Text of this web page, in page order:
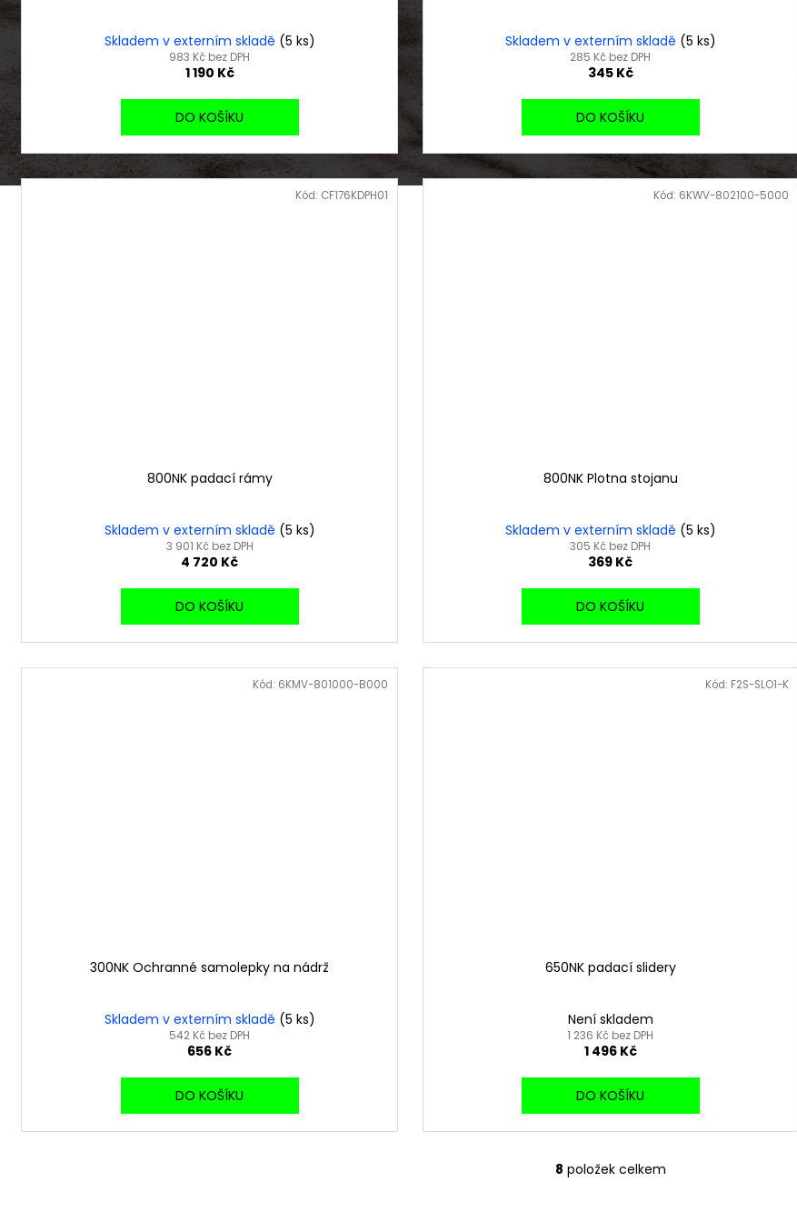
Skladem v externím skladě (5 ks)
983 Kč bez DPH
1 190 Kč
DO KOŠÍKU
Skladem v externím skladě (5 ks)
285 Kč bez DPH
345 Kč
DO KOŠÍKU
800NK padací rámy
Skladem v externím skladě (5 ks)
3 901 Kč bez DPH
4 720 Kč
DO KOŠÍKU
Kód: CF176KDPH01
800NK Plotna stojanu
Skladem v externím skladě (5 ks)
305 Kč bez DPH
369 Kč
DO KOŠÍKU
Kód: 6KWV-802100-5000
300NK Ochranné samolepky na nádrž
Skladem v externím skladě (5 ks)
542 Kč bez DPH
656 Kč
DO KOŠÍKU
Kód: 6KMV-801000-B000
650NK padací slidery
Není skladem
1 236 Kč bez DPH
1 496 Kč
DO KOŠÍKU
Kód: F2S-SLO1-K
O
8 položek celkem